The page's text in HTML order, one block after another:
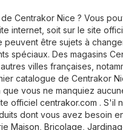
Centrakor Nice ? Vous
internet, soit sur le site
être sujets à
spéciaux. Des magasins
villes françaises,
catalogue de Centrakor
vous ne manquiez
officiel centrakor.com . S'il
dont vous avez besoin
Maison, Bricolage,